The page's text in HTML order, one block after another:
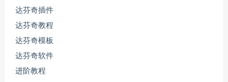
达芬奇插件
达芬奇教程
达芬奇模板
达芬奇软件
进阶教程